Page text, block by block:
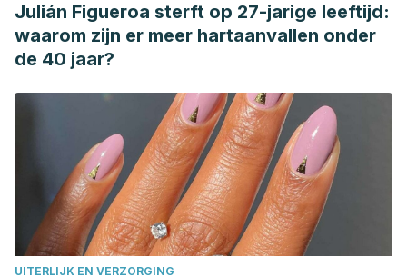
Julián Figueroa sterft op 27-jarige leeftijd:
waarom zijn er meer hartaanvallen onder
de 40 jaar?
UITERLIJK EN VERZORGING